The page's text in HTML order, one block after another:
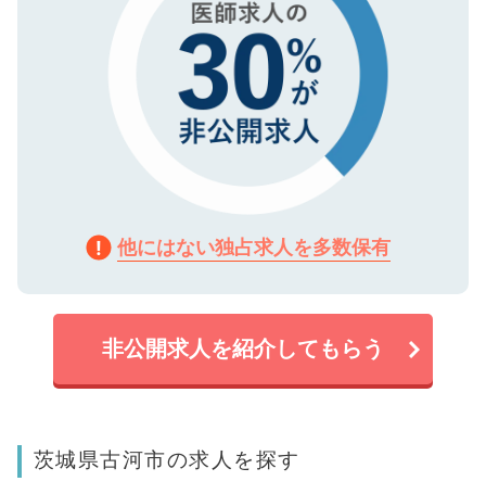
他にはない独占求人を多数保有
非公開求人を紹介してもらう
茨城県古河市の求人を探す